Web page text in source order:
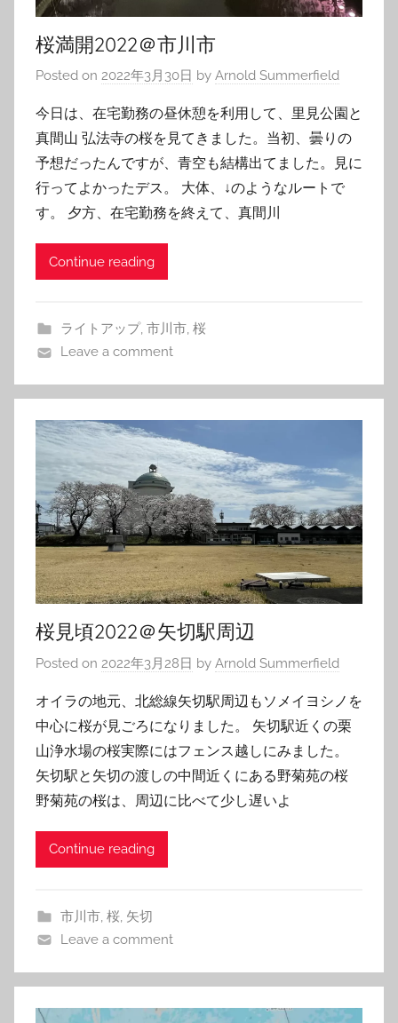
桜満開2022＠市川市
Posted on 2022年3月30日 by Arnold Summerfield
今日は、在宅勤務の昼休憩を利用して、里見公園と
真間山 弘法寺の桜を見てきました。当初、曇りの
予想だったんですが、青空も結構出てました。見に
行ってよかったデス。 大体、↓のようなルートで
す。 夕方、在宅勤務を終えて、真間川
Continue reading
ライトアップ, 市川市, 桜
Leave a comment
桜見頃2022＠矢切駅周辺
Posted on 2022年3月28日 by Arnold Summerfield
オイラの地元、北総線矢切駅周辺もソメイヨシノを
中心に桜が見ごろになりました。 矢切駅近くの栗
山浄水場の桜実際にはフェンス越しにみました。
矢切駅と矢切の渡しの中間近くにある野菊苑の桜
野菊苑の桜は、周辺に比べて少し遅いよ
Continue reading
市川市, 桜, 矢切
Leave a comment